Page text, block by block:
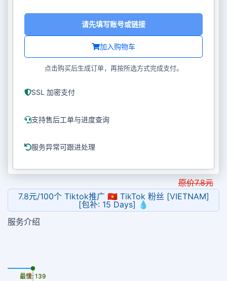
加入购物车
请先填写账号或链接
点击购买后生成订单，再按所选方式完成支付。
SSL 加密支付
支持售后工单与进度查询
服务异常可跟进处理
原价7.8元
7.8元/100个 Tiktok推广 🇻🇳 TikTok 粉丝 [VIETNAM]
[包补: 15 Days] 💧
服务介绍
最慢: 139
最快: 139